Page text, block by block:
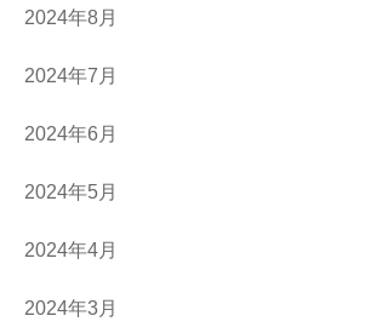
2024年8月
2024年7月
2024年6月
2024年5月
2024年4月
2024年3月